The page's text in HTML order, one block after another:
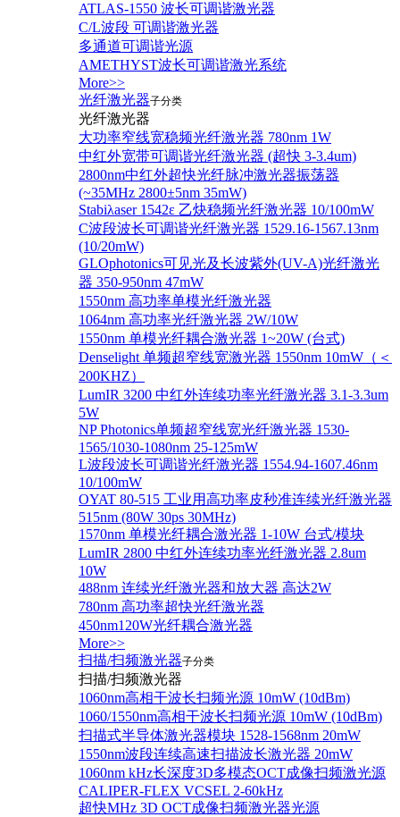
ATLAS-1550 波长可调谐激光器
C/L波段 可调谐激光器
多通道可调谐光源
AMETHYST波长可调谐激光系统
More>>
光纤激光器子分类
光纤激光器
大功率窄线宽稳频光纤激光器 780nm 1W
中红外宽带可调谐光纤激光器 (超快 3-3.4um)
2800nm中红外超快光纤脉冲激光器振荡器
(~35MHz 2800±5nm 35mW)
Stabiλaser 1542ε 乙炔稳频光纤激光器 10/100mW
C波段波长可调谐光纤激光器 1529.16-1567.13nm
(10/20mW)
GLOphotonics可见光及长波紫外(UV-A)光纤激光
器 350-950nm 47mW
1550nm 高功率单模光纤激光器
1064nm 高功率光纤激光器 2W/10W
1550nm 单模光纤耦合激光器 1~20W (台式)
Denselight 单频超窄线宽激光器 1550nm 10mW（＜
200KHZ）
LumIR 3200 中红外连续功率光纤激光器 3.1-3.3um
5W
NP Photonics单频超窄线宽光纤激光器 1530-
1565/1030-1080nm 25-125mW
L波段波长可调谐光纤激光器 1554.94-1607.46nm
10/100mW
OYAT 80-515 工业用高功率皮秒准连续光纤激光器
515nm (80W 30ps 30MHz)
1570nm 单模光纤耦合激光器 1-10W 台式/模块
LumIR 2800 中红外连续功率光纤激光器 2.8um
10W
488nm 连续光纤激光器和放大器 高达2W
780nm 高功率超快光纤激光器
450nm120W光纤耦合激光器
More>>
扫描/扫频激光器子分类
扫描/扫频激光器
1060nm高相干波长扫频光源 10mW (10dBm)
1060/1550nm高相干波长扫频光源 10mW (10dBm)
扫描式半导体激光器模块 1528-1568nm 20mW
1550nm波段连续高速扫描波长激光器 20mW
1060nm kHz长深度3D多模态OCT成像扫频激光源
CALIPER-FLEX VCSEL 2-60kHz
超快MHz 3D OCT成像扫频激光器光源